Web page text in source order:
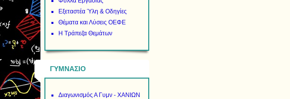
Εξεταστέα Ύλη & Οδηγίες
Θέματα και Λύσεις ΟΕΦΕ
Η Τράπεζα Θεμάτων
ΓΥΜΝΑΣΙΟ
Διαγωνισμός Α Γυμν - ΧΑΝΙΩΝ